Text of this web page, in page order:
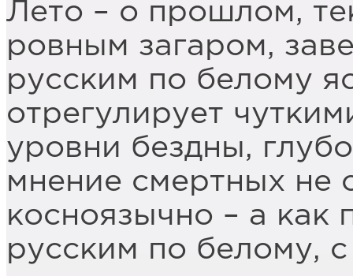
Лето – о прошлом,
ровным загаром,
русским по белому
отрегулирует
уровни бездны,
мнение смертных не
косноязычно – а как
русским по белому, с